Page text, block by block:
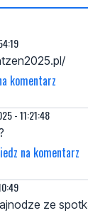
komentarz
- 11:21:48
na komentarz
ze